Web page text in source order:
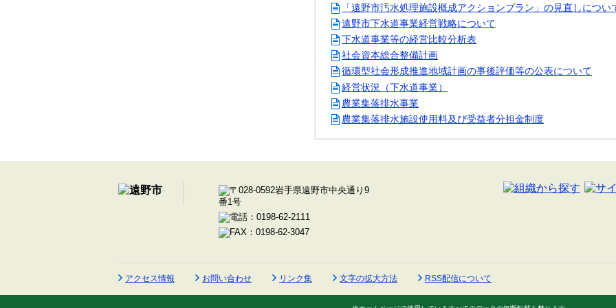
「遠野市汚水処理施設概成アクションプラン」の見直しについ
遠野市下水道事業経営戦略について
下水道事業等の経営比較分析表
社会資本総合整備計画
循環型社会形成推進地域計画の事後評価等の公表について
経営状況（下水道事業）
農業集落排水事業
農業集落排水施設使用料及び受益者分担金制度
アクセス情報 お問い合わせ リンク集 文字の拡大方法 RSS配信について